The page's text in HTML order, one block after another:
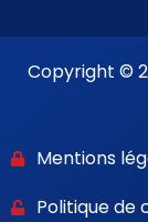
Copyright ©
Mentions
Politique de